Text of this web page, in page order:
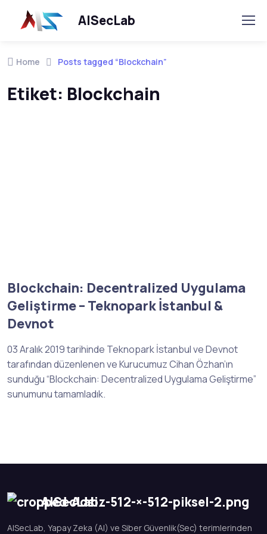
AISecLab
Home Posts tagged “Blockchain”
Etiket: Blockchain
Blockchain: Decentralized Uygulama
Geliştirme – Teknopark İstanbul &
Devnot
03 Aralık 2019 tarihinde Teknopark İstanbul ve Devnot
tarafından düzenlenen ve Kurucumuz Cihan Özhan’ın
sunduğu “Blockchain: Decentralized Uygulama Geliştirme”
sunumunu tamamladık.
AISecLab
AISecLab, Yapay Zeka (AI) ve Siber Güvenlik(Sec) terimlerinden